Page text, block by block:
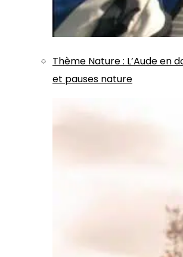
Thème Nature: L’Aude en
et pauses nature